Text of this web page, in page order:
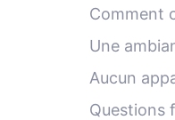
vous allez
Comment
Une
Aucun
Questions